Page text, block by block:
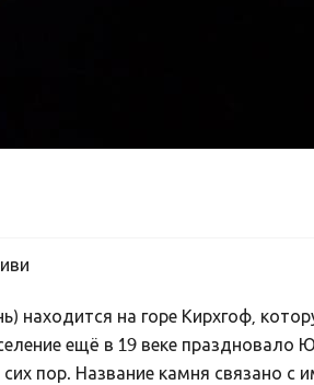
находится на горе Кирхгоф,
ещё в 19 веке праздновало
пор. Название камня связано с